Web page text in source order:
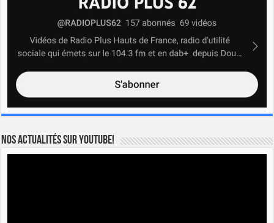
Nos actualités sur YOUTUBE!